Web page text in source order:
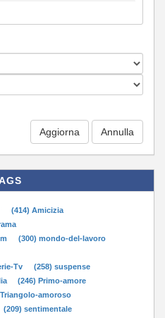
Aggiorna
(414) Amicizia
(300) mondo-del-lavoro
Tv
(258) suspense
(246) Primo-amore
amoroso
(209) sentimentale